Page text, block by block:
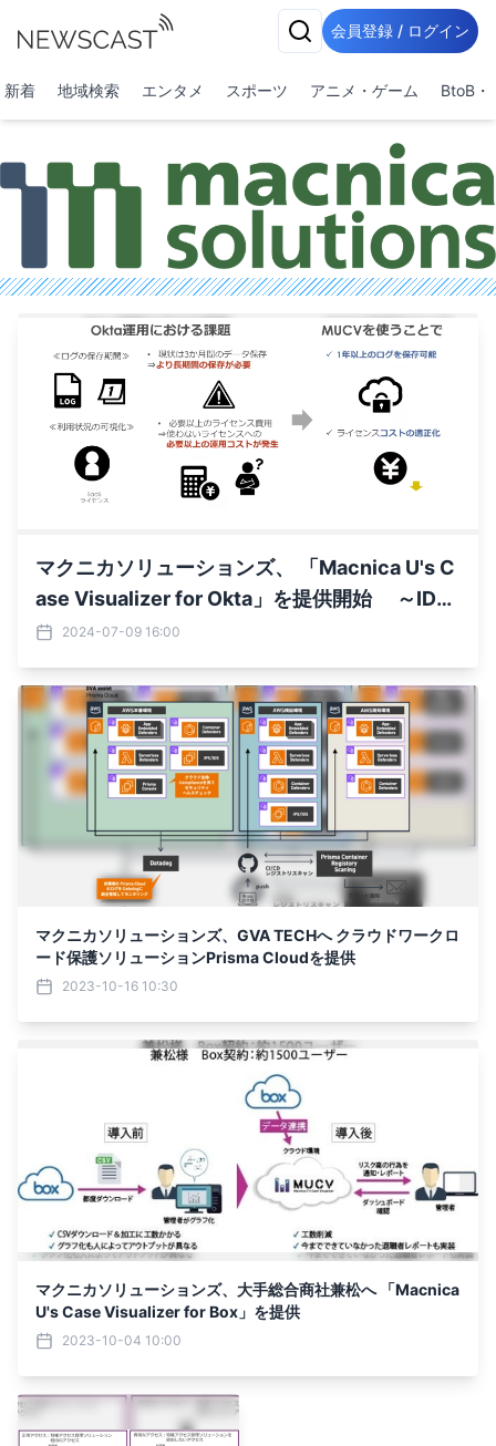
会員登録 / ログイン
新着 地域検索 エンタメ スポーツ アニメ・ゲーム BtoB・
マクニカソリューションズ、 「Macnica U's C
ase Visualizer for Okta」を提供開始 ～IDaa
S製品Okta Workforce Identity Cloudの拡張
の可視化”を実現～
2024-07-09 16:00
マクニカソリューションズ、GVA TECHへ クラウドワークロ
ード保護ソリューションPrisma Cloudを提供
2023-10-16 10:30
マクニカソリューションズ、大手総合商社兼松へ 「Macnica
U's Case Visualizer for Box」を提供
2023-10-04 10:00